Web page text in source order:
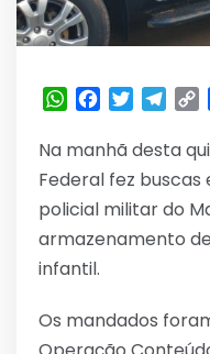
WhatsApp
Facebook
Twitter
Na manhã desta
Federal fez
policial militar do
armazenamento
infantil.
Os mandados